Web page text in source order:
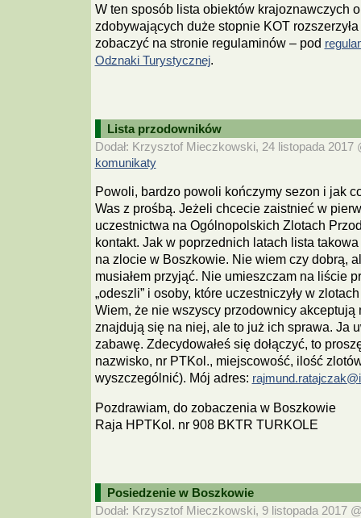
W ten sposób lista obiektów krajoznawczych
zdobywających duże stopnie KOT
zobaczyć na stronie regulaminów – pod
Odznaki Turystycznej.
Lista przodowników
Dodał: Krzysztof Mieczkowski, 24 listopada 2017
komunikaty
Powoli, bardzo powoli kończymy sezon i jak
Was z prośbą. Jeżeli chcecie zaistnieć w
uczestnictwa na Ogólnopolskich Zlotach
kontakt. Jak w poprzednich latach lista
na zlocie w Boszkowie. Nie wiem czy dobrą,
musiałem przyjąć. Nie umieszczam na liście
„odeszli” i osoby, które uczestniczyły w
Wiem, że nie wszyscy przodownicy akceptują
znajdują się na niej, ale to już ich sprawa. Ja
zabawę. Zdecydowałeś się dołączyć, to
nazwisko, nr PTKol., miejscowość, ilość
wyszczególnić). Mój adres:
Pozdrawiam, do zobaczenia w Boszkowie
Raja HPTKol. nr 908 BKTR TURKOLE
Posiedzenie w Boszkowie
Dodał: Krzysztof Mieczkowski, 9 listopada 2017